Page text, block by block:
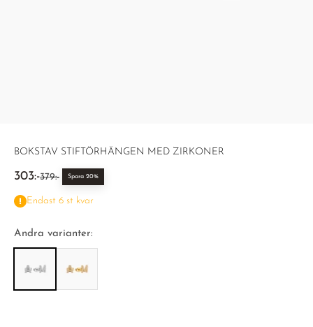
BOKSTAV STIFTÖRHÄNGEN MED ZIRKONER
REA-pris
303:-Pris
379:- Spara 20%
Endast 6 st kvar
Andra varianter: